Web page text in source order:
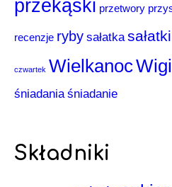
przekąski przetwory
recenzje ryby sałatka sałatki
czwartek Wielkanoc
śniadania śniadanie
Składniki